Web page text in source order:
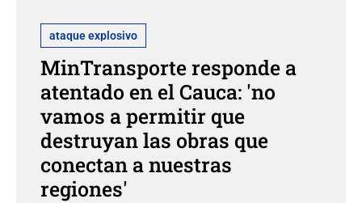
ataque explosivo
MinTransporte responde a
atentado en el Cauca: 'no
vamos a permitir que
destruyan las obras que
conectan a nuestras
regiones'